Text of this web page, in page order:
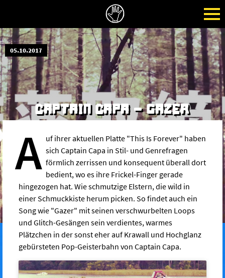
05.10.2017
CAPTAIN CAPA - GAZER
A uf ihrer aktuellen Platte "This Is Forever" haben
sich Captain Capa in Stil- und Genrefragen
förmlich zerrissen und konsequent überall dort
bedient, wo es ihre Frickel-Finger gerade
hingezogen hat. Wie schmutzige Elstern, die wild in
einer Schmuckkiste herum picken. So findet auch ein
Song wie "Gazer" mit seinen verschwurbelten Loops
und Glitch-Gesängen sein verdientes, warmes
Plätzchen in der sonst eher auf Krawall und Hochglanz
gebürsteten Pop-Geisterbahn von Captain Capa.